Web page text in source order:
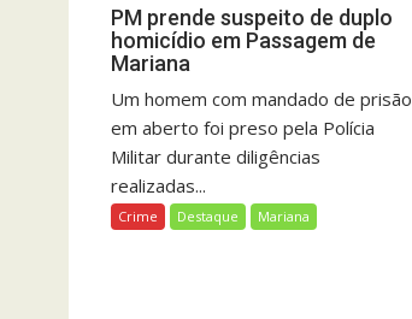
PM prende suspeito de duplo
homicídio em Passagem de
Mariana
Um homem com mandado de prisão
em aberto foi preso pela Polícia
Militar durante diligências
realizadas...
Crime Destaque Mariana